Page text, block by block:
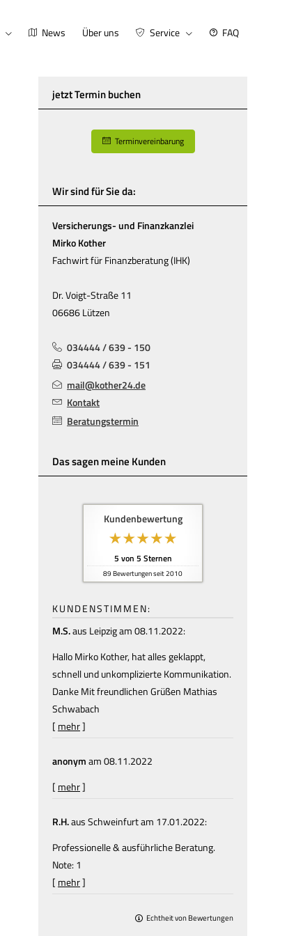
News Über uns Service FAQ
jetzt Termin buchen
Terminvereinbarung
Wir sind für Sie da:
Versicherungs- und Finanzkanzlei
Mirko Kother
Fachwirt für Finanzberatung (IHK)
Dr. Voigt-Straße 11
06686 Lützen
034444 / 639 - 150
034444 / 639 - 151
mail@kother24.de
Kontakt
Beratungstermin
Das sagen meine Kunden
Kundenbewertung
5 von 5 Sternen
89 Bewertungen seit 2010
KUNDENSTIMMEN:
M.S.aus Leipzigam 08.11.2022:
Hallo Mirko Kother, hat alles geklappt,
schnell und unkomplizierte Kommunikation.
Danke Mit freundlichen Grüßen Mathias
Schwabach
[ mehr]
anonymam 08.11.2022
[ mehr]
R.H.aus Schweinfurtam 17.01.2022:
Professionelle & ausführliche Beratung.
Note: 1
[ mehr]
Echtheit von Bewertungen